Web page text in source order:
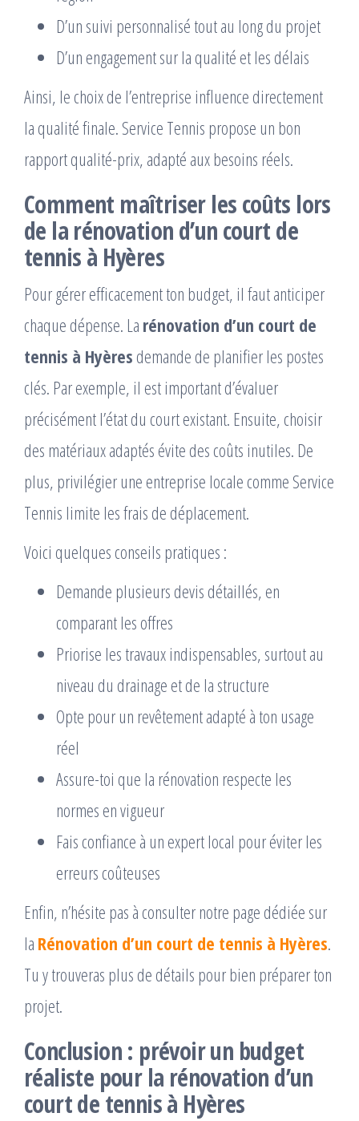
D’un suivi personnalisé tout au long du projet
D’un engagement sur la qualité et les délais
Ainsi, le choix de l’entreprise influence directement
la qualité finale. Service Tennis propose un bon
rapport qualité-prix, adapté aux besoins réels.
Comment maîtriser les coûts lors
de larénovation d’un court de
tennis à Hyères
Pour gérer efficacement ton budget, il faut anticiper
chaque dépense. La rénovation d’un court de
tennis à Hyères demande de planifier les postes
clés. Par exemple, il est important d’évaluer
précisément l’état du court existant. Ensuite, choisir
des matériaux adaptés évite des coûts inutiles. De
plus, privilégier une entreprise locale comme Service
Tennis limite les frais de déplacement.
Voici quelques conseils pratiques :
Demande plusieurs devis détaillés, en
comparant les offres
Priorise les travaux indispensables, surtout au
niveau du drainage et de la structure
Opte pour un revêtement adapté à ton usage
réel
Assure-toi que la rénovation respecte les
normes en vigueur
Fais confiance à un expert local pour éviter les
erreurs coûteuses
Enfin, n’hésite pas à consulter notre page dédiée sur
la Rénovation d’un court de tennis à Hyères.
Tu y trouveras plus de détails pour bien préparer ton
projet.
Conclusion : prévoir un budget
réaliste pour la rénovation d’un
court de tennis à Hyères